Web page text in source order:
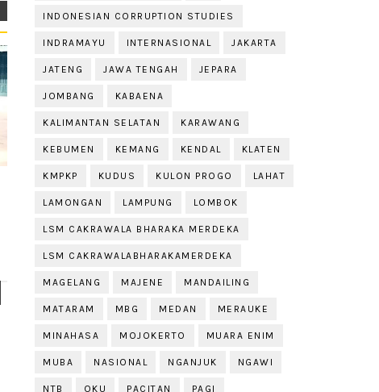
INDONESIAN CORRUPTION STUDIES
INDRAMAYU INTERNASIONAL JAKARTA
JATENG JAWA TENGAH JEPARA
JOMBANG KABAENA
KALIMANTAN SELATAN KARAWANG
KEBUMEN KEMANG KENDAL KLATEN
KMPKP KUDUS KULON PROGO LAHAT
LAMONGAN LAMPUNG LOMBOK
LSM CAKRAWALA BHARAKA MERDEKA
LSM CAKRAWALABHARAKAMERDEKA
MAGELANG MAJENE MANDAILING
MATARAM MBG MEDAN MERAUKE
MINAHASA MOJOKERTO MUARA ENIM
MUBA NASIONAL NGANJUK NGAWI
NTB OKU PACITAN PAGI